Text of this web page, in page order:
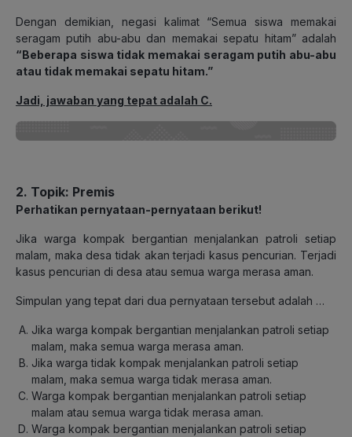
Dengan demikian, negasi kalimat “Semua siswa memakai
seragam putih abu-abu dan memakai sepatu hitam” adalah
“Beberapa siswa tidak memakai seragam putih abu-abu
atau tidak memakai sepatu hitam.”
Jadi, jawaban yang tepat adalah C.
2. Topik: Premis
Perhatikan pernyataan-pernyataan berikut!
Jika warga kompak bergantian menjalankan patroli setiap
malam, maka desa tidak akan terjadi kasus pencurian. Terjadi
kasus pencurian di desa atau semua warga merasa aman.
Simpulan yang tepat dari dua pernyataan tersebut adalah …
Jika warga kompak bergantian menjalankan patroli setiap
malam, maka semua warga merasa aman.
Jika warga tidak kompak menjalankan patroli setiap
malam, maka semua warga tidak merasa aman.
Warga kompak bergantian menjalankan patroli setiap
malam atau semua warga tidak merasa aman.
Warga kompak bergantian menjalankan patroli setiap